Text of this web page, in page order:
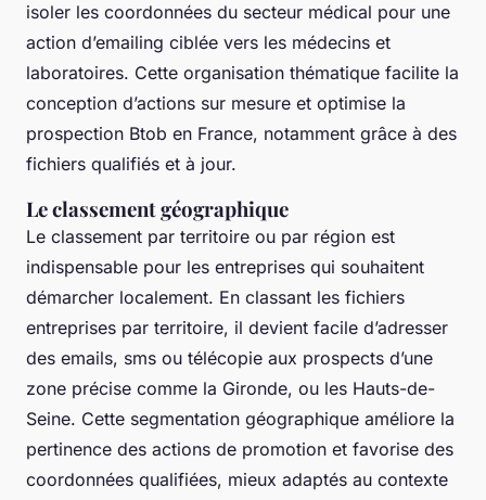
isoler les coordonnées du secteur médical pour une
action d’emailing ciblée vers les médecins et
laboratoires. Cette organisation thématique facilite la
conception d’actions sur mesure et optimise la
prospection Btob en France, notamment grâce à des
fichiers qualifiés et à jour.
Le classement géographique
Le classement par territoire ou par région est
indispensable pour les entreprises qui souhaitent
démarcher localement. En classant les fichiers
entreprises par territoire, il devient facile d’adresser
des emails, sms ou télécopie aux prospects d’une
zone précise comme la Gironde, ou les Hauts-de-
Seine. Cette segmentation géographique améliore la
pertinence des actions de promotion et favorise des
coordonnées qualifiées, mieux adaptés au contexte